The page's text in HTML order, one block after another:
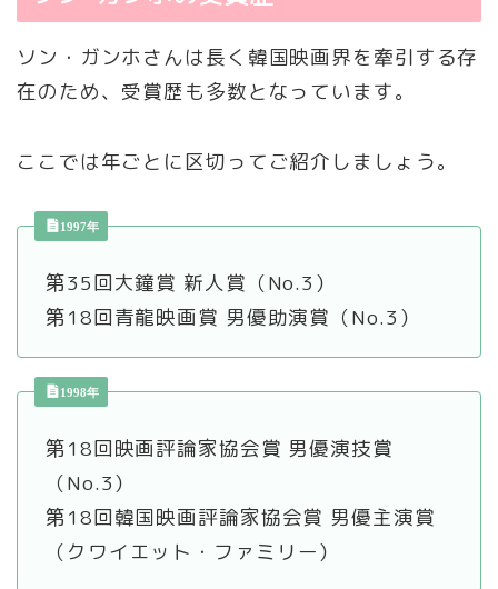
ソン・ガンホさんは長く韓国映画界を牽引する存
在のため、受賞歴も多数となっています。
ここでは年ごとに区切ってご紹介しましょう。
1997年
第35回大鐘賞 新人賞（No.3）
第18回青龍映画賞 男優助演賞（No.3）
1998年
第18回映画評論家協会賞 男優演技賞
（No.3）
第18回韓国映画評論家協会賞 男優主演賞
（クワイエット・ファミリー）